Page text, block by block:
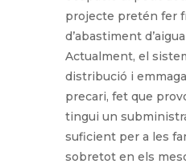
projecte pretén fer
d’abastiment
Actualment, el
distribució i
precari, fet que
tingui un
suficient per a les
sobretot en els